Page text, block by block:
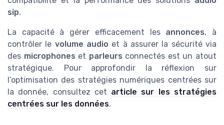
sip.
La capacité à gérer efficacement les annonces, à
contrôler le volume audio et à assurer la sécurité via
des microphones et parleurs connectés est un atout
stratégique. Pour approfondir la réflexion sur
l’optimisation des stratégies numériques centrées sur
la donnée, consultez cet article sur les stratégies
centrées sur les données.